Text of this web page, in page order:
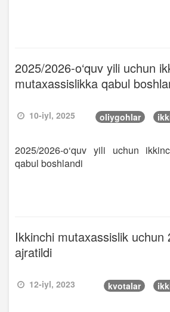
2025/2026-o‘quv yili uchun
mutaxassislikka qabul
10-iyl, 2025 oliygohlar
2025/2026-o‘quv yili uchun
qabul boshlandi
Ikkinchi mutaxassislik
ajratildi
12-iyl, 2023 kvotalar